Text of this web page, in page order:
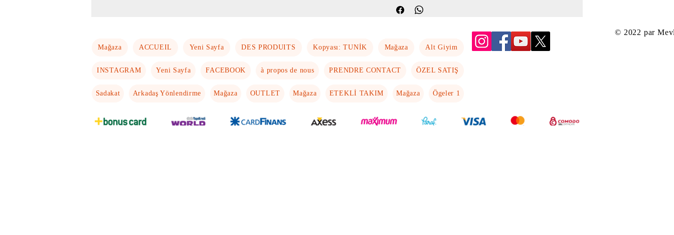
Mağaza ACCUEIL Yeni Sayfa DES PRODUITS Kopyası: TUNİK Mağaza Alt Giyim
INSTAGRAM Yeni Sayfa FACEBOOK à propos de nous PRENDRE CONTACT ÖZEL SATIŞ
Sadakat Arkadaş Yönlendirme Mağaza OUTLET Mağaza ETEKLİ TAKIM Mağaza Ögeler 1
© 2022 par